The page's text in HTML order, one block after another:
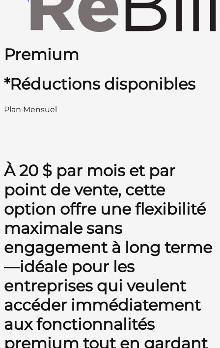
Premium
*Réductions disponibles
Plan Mensuel
À 20 $ par mois et par
point de vente, cette
option offre une flexibilité
maximale sans
engagement à long terme
—idéale pour les
entreprises qui veulent
accéder immédiatement
aux fonctionnalités
premium tout en gardant